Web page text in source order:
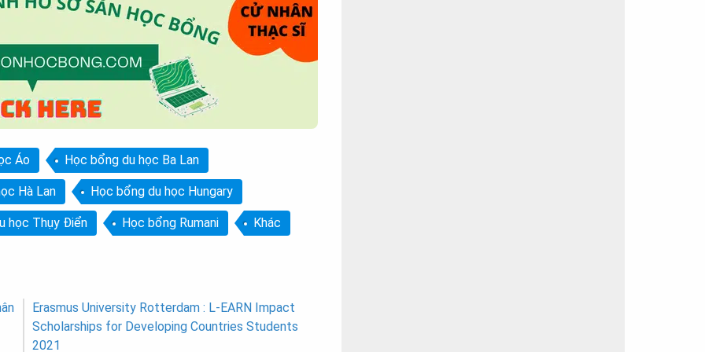
Áo Học bổng du học Ba Lan
Hà Lan Học bổng du học Hungary
học Thụy Điển Học bổng Rumani Khác
Erasmus University Rotterdam : L-EARN Impact
Scholarships for Developing Countries Students
2021